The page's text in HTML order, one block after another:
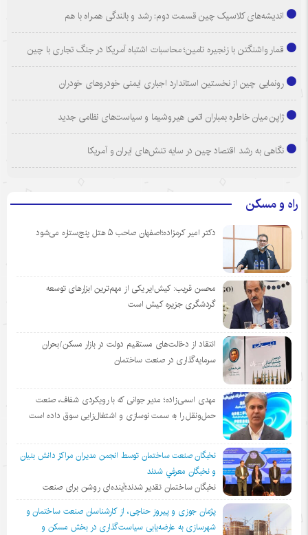
اندیشه‌های کلاسیک چین قسمت دوم: رشد و بالندگی همراه با هم
قمار واشنگتن با زنجیره تامین؛ محاسبات اشتباه آمریکا در جنگ تجاری با چین
رونمایی چین از نخستین استاندارد اجباری ایمنی خودروهای خودران
ژاپن میان خاطره بمباران اتمی هیروشیما و سیاست‌های نظامی جدید
نگاهی به رشد اقتصاد چین در سایه تنش‌های ایران و آمریکا
راه و مسکن
دکتر امیر کرمزاده؛اصفهان صاحب ۵ هتل پنج‌ستاره می‌شود
محسن قریب: کیش‌ایر یکی از مهم‌ترین ابزارهای توسعه
گردشگری جزیره کیش است
انتقاد از دخالت‌های مستقیم دولت در بازار مسکن/بحران
سرمایه‌گذاری در صنعت ساختمان
مهدی اسمی‌زاده؛ مدیر جوانی که با رویکردی شفاف، صنعت
حمل‌ونقل را به سمت نوسازی و اشتغال‌زایی سوق داده است
نخبگان صنعت ساختمان توسط انجمن مديران مراكز دانش بنيان
و نخبگان معرفي شدند
نخبگان ساختمان تقدیر شدند؛آینده‌ای روشن برای صنعت
پژمان جوزی و پیروز حناچی، از کارشناسان صنعت ساختمان و
شهرسازی به عارضه‌یابی سیاست‌گذاری در بخش مسکن و